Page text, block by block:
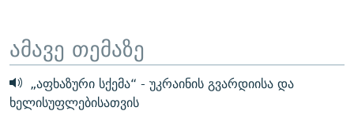
ამავე თემაზე
„აფხაზური სქემა“ - უკრაინის გვარდიისა და
ხელისუფლებისათვის